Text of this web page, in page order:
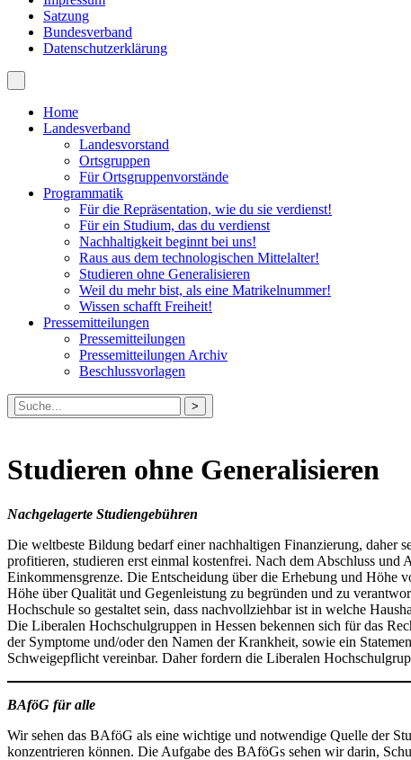
Satzung
Bundesverband
Datenschutzerklärung
Home
Landesverband
Landesvorstand
Ortsgruppen
Für Ortsgruppenvorstände
Programmatik
Für die Repräsentation, wie du sie verdienst!
Für ein Studium, das du verdienst
Nachhaltigkeit beginnt bei uns!
Raus aus dem technologischen Mittelalter!
Studieren ohne Generalisieren
Weil du mehr bist, als eine Matrikelnummer!
Wissen schafft Freiheit!
Pressemitteilungen
Pressemitteilungen
Pressemitteilungen Archiv
Beschlussvorlagen
Suche
nach:
Studieren ohne Generalisieren
Nachgelagerte Studiengebühren
Die weltbeste Bildung bedarf einer nachhaltigen Finanzierung, daher
profitieren, studieren erst einmal kostenfrei. Nach dem Abschluss
Einkommensgrenze. Die Entscheidung über die Erhebung und Höhe
Höhe über Qualität und Gegenleistung zu begründen und zu
Hochschule so gestaltet sein, dass nachvollziehbar ist in welche
Die Liberalen Hochschulgruppen in Hessen bekennen sich für das
der Symptome und/oder den Namen der Krankheit, sowie ein
Schweigepflicht vereinbar. Daher fordern die Liberalen
BAföG für alle
Wir sehen das BAföG als eine wichtige und notwendige Quelle der
konzentrieren können. Die Aufgabe des BAföGs sehen wir darin,